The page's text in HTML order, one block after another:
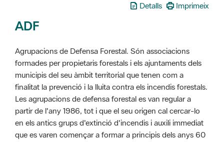
Detalls Imprimeix
ADF
Agrupacions de Defensa Forestal. Són associacions
formades per propietaris forestals i els ajuntaments dels
municipis del seu àmbit territorial que tenen com a
finalitat la prevenció i la lluita contra els incendis forestals.
Les agrupacions de defensa forestal es van regular a
partir de l'any 1986, tot i que el seu origen cal cercar-lo
en els antics grups d'extinció d'incendis i auxili immediat
que es varen començar a formar a principis dels anys 60